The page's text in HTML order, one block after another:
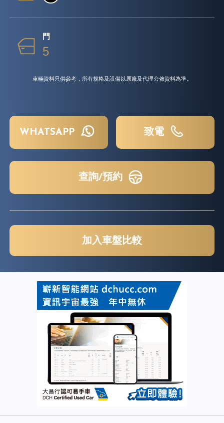
門
5
車輛資料只供參考，所有規格及設備以原廠及代理公佈資料為準。
WHATSAPP 致電
查詢/預約
加入車盤比較